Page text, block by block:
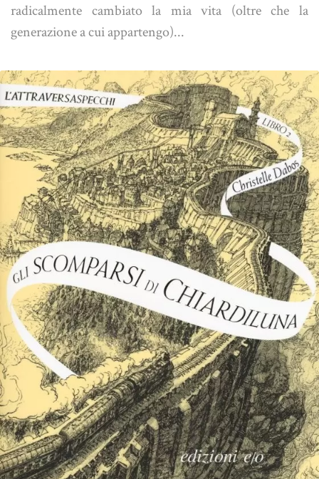
radicalmente cambiato la mia vita (oltre che la
generazione a cui appartengo)...